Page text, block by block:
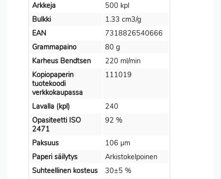
Arkkeja
500 kpl
Bulkki
1.33 cm3/g
EAN
7318826540666
Grammapaino
80 g
Karheus Bendtsen
220 ml/min
Kopiopaperin
tuotekoodi
verkkokaupassa
111019
Lavalla (kpl)
240
Opasiteetti ISO
2471
92 %
Paksuus
106 µm
Paperi säilytys
Arkistokelpoinen
Suhteellinen kosteus
30±5 %